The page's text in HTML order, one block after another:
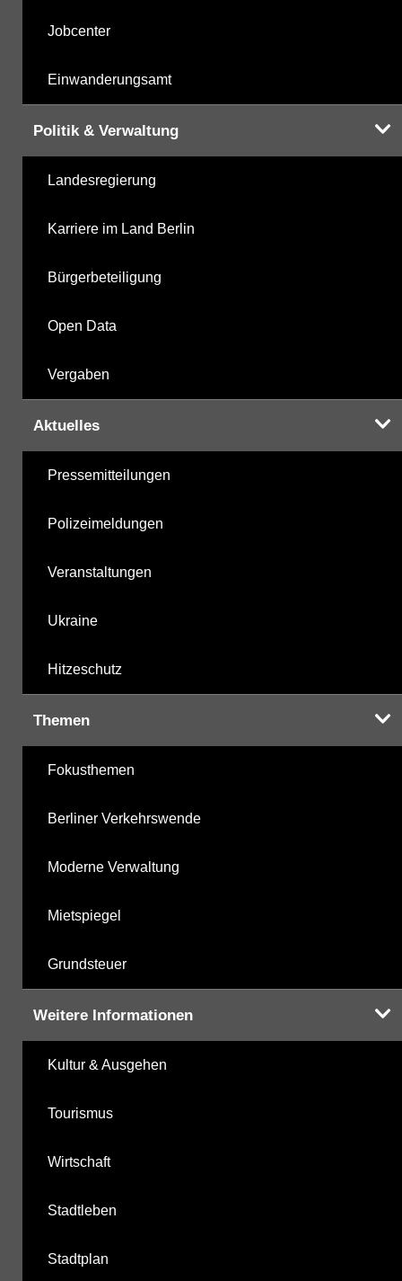
Jobcenter
Einwanderungsamt
Politik & Verwaltung
Landesregierung
Karriere im Land Berlin
Bürgerbeteiligung
Open Data
Vergaben
Aktuelles
Pressemitteilungen
Polizeimeldungen
Veranstaltungen
Ukraine
Hitzeschutz
Themen
Fokusthemen
Berliner Verkehrswende
Moderne Verwaltung
Mietspiegel
Grundsteuer
Weitere Informationen
Kultur & Ausgehen
Tourismus
Wirtschaft
Stadtleben
Stadtplan